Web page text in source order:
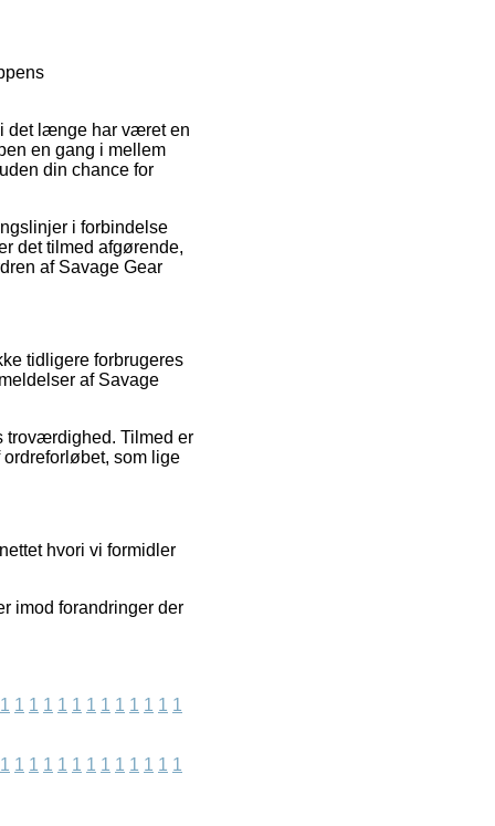
det længe har været en
en gang i mellem
din chance for
i forbindelse
det tilmed afgørende,
af Savage Gear
tidligere forbrugeres
af Savage
troværdighed. Tilmed er
som lige
hvori vi formidler
imod forandringer der
1 1 1 1 1 1 1 1 1 1 1 1 1
1 1 1 1 1 1 1 1 1 1 1 1 1